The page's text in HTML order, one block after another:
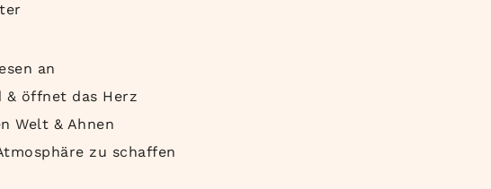
an
& öffnet das Herz
Welt & Ahnen
zu schaffen